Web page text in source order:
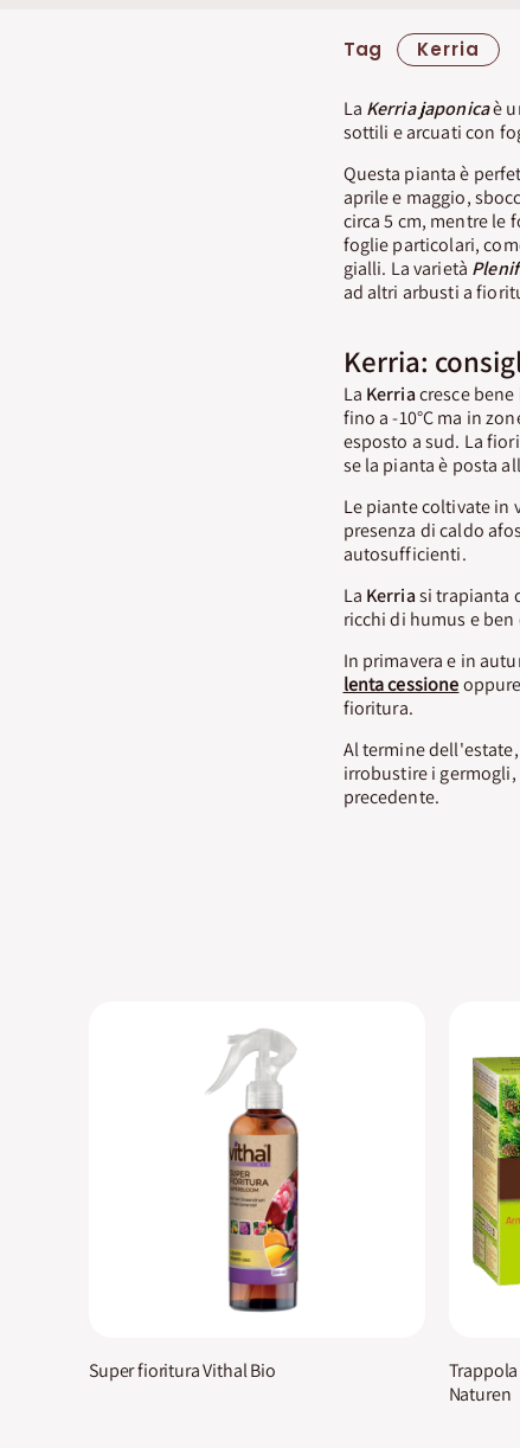
Tag Kerria
La Kerria japonicaè
sottili e arcuati con
Questa pianta è
aprile e maggio,
circa 5 cm, mentre le
foglie particolari,
gialli. La varietà
ad altri arbusti a
Kerria:
La Kerriacresce
fino a -10°C ma in
esposto a sud. La
se la pianta è posta
Le piante coltivate in
presenza di caldo
autosufficienti.
La Kerriasi trapianta
ricchi di humus e
In primavera e in
lenta cessione
fioritura.
Al termine
irrobustire i
precedente.
Super fioritura Vithal Bio
Naturen